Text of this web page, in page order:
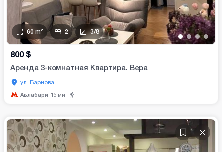
••••
60 m² 2 3/8
800 $
Аренда 3-комнатная Квартира. Вера
ул. Барнова
Авлабари 15 мин